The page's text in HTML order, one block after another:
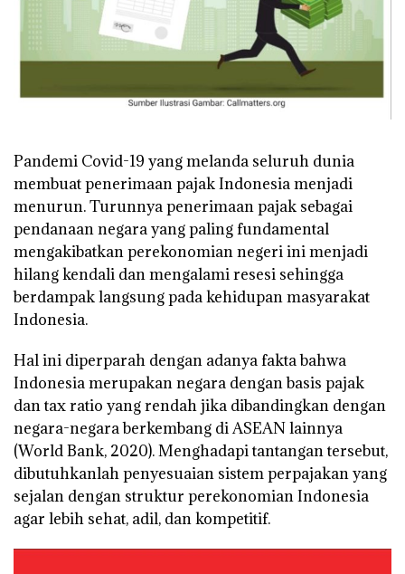
Pandemi Covid-19 yang melanda seluruh dunia
membuat penerimaan pajak Indonesia menjadi
menurun. Turunnya penerimaan pajak sebagai
pendanaan negara yang paling fundamental
mengakibatkan perekonomian negeri ini menjadi
hilang kendali dan mengalami resesi sehingga
berdampak langsung pada kehidupan masyarakat
Indonesia.
Hal ini diperparah dengan adanya fakta bahwa
Indonesia merupakan negara dengan basis pajak
dan tax ratio yang rendah jika dibandingkan dengan
negara-negara berkembang di ASEAN lainnya
(World Bank, 2020). Menghadapi tantangan tersebut,
dibutuhkanlah penyesuaian sistem perpajakan yang
sejalan dengan struktur perekonomian Indonesia
agar lebih sehat, adil, dan kompetitif.